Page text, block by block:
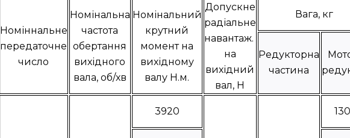
Номіннальне
передаточне
число
Номінальна
частота
обертання
вихідного
вала, об/хв
Номінальний
крутний
момент на
вихідному
валу Н.м.
Допускне
радіальне
навантаж.
на
вихідний
вал, Н
Вага, кг
Редукторна
частина
3920